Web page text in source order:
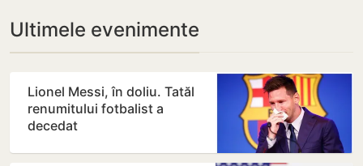
Ultimele evenimente
Lionel Messi, în doliu. Tatăl
renumitului fotbalist a
decedat